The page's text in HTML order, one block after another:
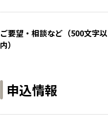
ご要望・相談など（500文字以
内）
申込情報